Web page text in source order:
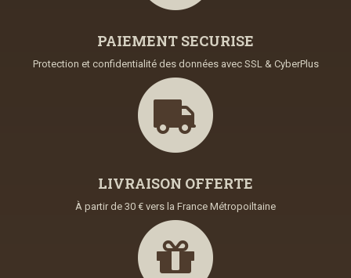
PAIEMENT SECURISE
Protection et confidentialité des données avec SSL & CyberPlus
LIVRAISON OFFERTE
À partir de 30 € vers la France Métropoiltaine